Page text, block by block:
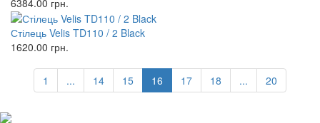
Стілець Velis TD110 / 2 Black
1620.00 грн.
1 ... 14 15 16 17 18 ... 20